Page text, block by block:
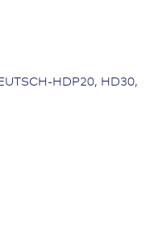
HDP20, HD30,